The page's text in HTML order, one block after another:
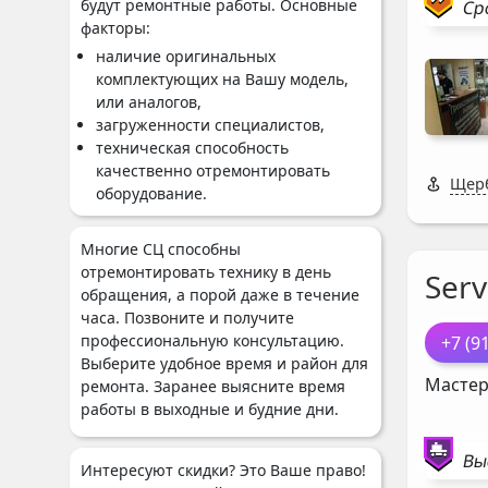
будут ремонтные работы. Основные
факторы:
наличие оригинальных
комплектующих на Вашу модель,
или аналогов,
загруженности специалистов,
техническая способность
качественно отремонтировать
оборудование.
Многие СЦ способны
отремонтировать технику в день
обращения, а порой даже в течение
часа. Позвоните и получите
профессиональную консультацию.
Выберите удобное время и район для
ремонта. Заранее выясните время
работы в выходные и будние дни.
Интересуют скидки? Это Ваше право!
+7